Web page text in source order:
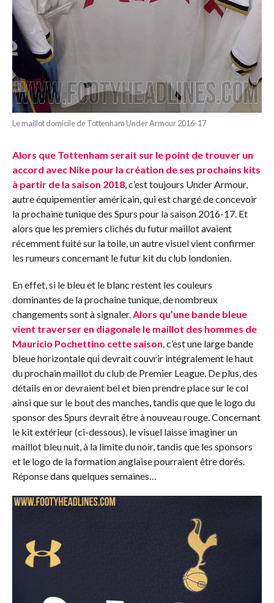
Le maillot domicile de Tottenham Under Armour 2016-17
Alors que Tottenham serait sur le point de trouver un
accord avec Nike pour la création de ses prochains kits
à partir de la saison 2018, c’est toujours Under Armour,
autre équipementier américain, qui est chargé de concevoir
la prochaine tunique des Spurs pour la saison 2016-17. Et
alors que les premiers clichés du futur maillot avaient
récemment fuité sur la toile, un autre visuel vient confirmer
les rumeurs concernant le futur kit du club londonien.
En effet, si le bleu et le blanc restent les couleurs
dominantes de la prochaine tunique, de nombreux
changements sont à signaler.Alors qu’une bande bleue
vient traverser en diagonale le maillot des hommes de
Mauricio Pochettino cette saison, c’est une large bande
bleue horizontale qui devrait couvrir intégralement le haut
du prochain maillot du club de Premier League. De plus, des
détails en or devraient bel et bien prendre place sur le col
ainsi que sur le bout des manches, tandis que que le logo du
sponsor des Spurs devrait être à nouveau rouge. Concernant
le kit extérieur (ci-dessous), le visuel laisse imaginer un
maillot bleu nuit, à la limite du noir, tandis que les sponsors
et le logo de la formation anglaise pourraient être dorés.
Réponse dans quelques semaines…